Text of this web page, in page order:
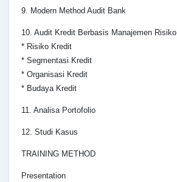
9. Modern Method Audit Bank
10. Audit Kredit Berbasis Manajemen Risiko
* Risiko Kredit
* Segmentasi Kredit
* Organisasi Kredit
* Budaya Kredit
11. Analisa Portofolio
12. Studi Kasus
TRAINING METHOD
Presentation